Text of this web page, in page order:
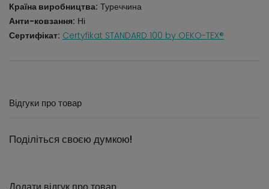
Країна виробництва: Туреччина
Анти-ковзання: Ні
Сертифікат: Certyfikat STANDARD 100 by OEKO-TEX®
Відгуки про товар
Поділіться своєю думкою!